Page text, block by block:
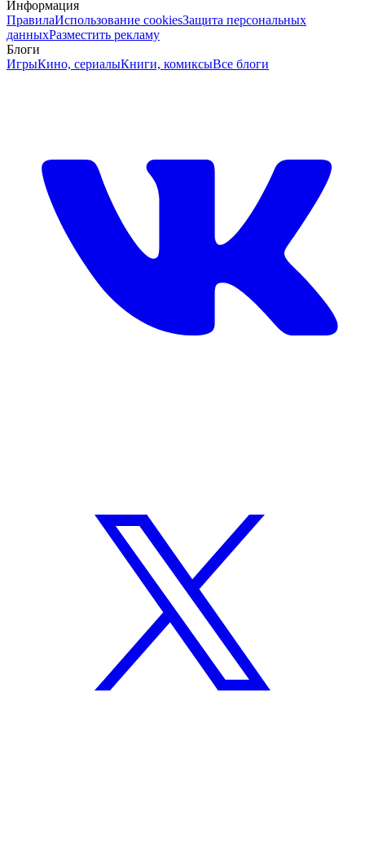
Информация
ПравилаИспользование cookiesЗащита персональных
данныхРазместить рекламу
Блоги
ИгрыКино, сериалыКниги, комиксыВсе блоги